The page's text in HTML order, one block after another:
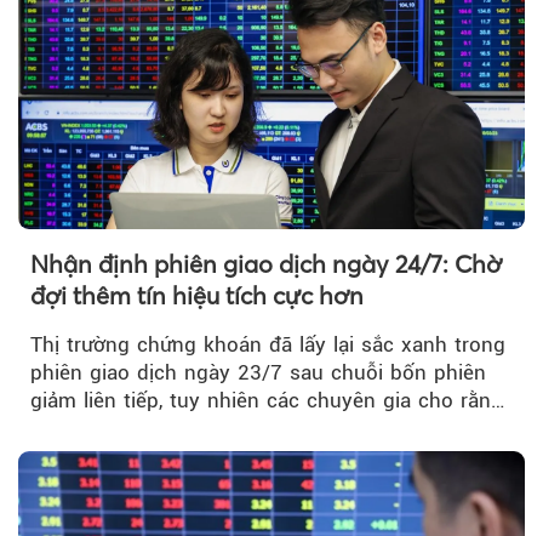
Nhận định phiên giao dịch ngày 24/7: Chờ
đợi thêm tín hiệu tích cực hơn
Thị trường chứng khoán đã lấy lại sắc xanh trong
phiên giao dịch ngày 23/7 sau chuỗi bốn phiên
giảm liên tiếp, tuy nhiên các chuyên gia cho rằng